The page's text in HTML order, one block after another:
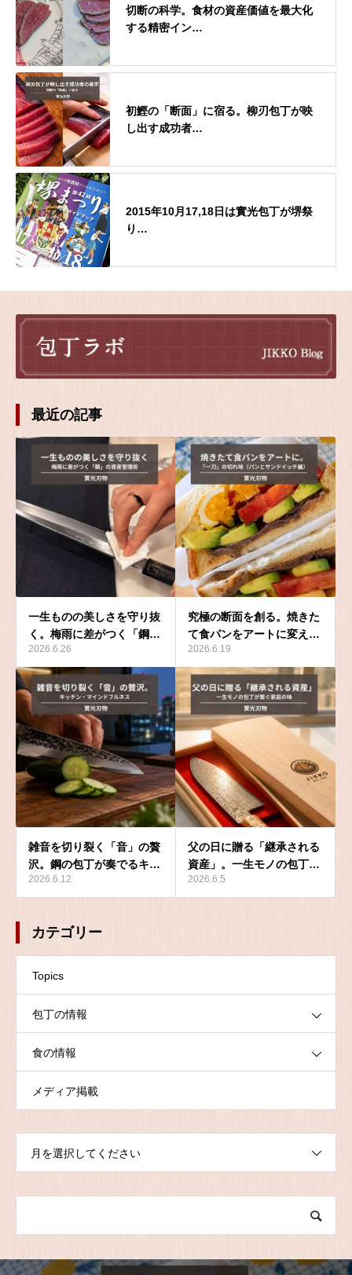
切断の科学。食材の資産価値を最大化
する精密イン…
初鰹の「断面」に宿る。柳刃包丁が映
し出す成功者…
2015年10月17,18日は實光包丁が堺祭
り…
最近の記事
一生ものの美しさを守り抜
く。梅雨に差がつく「鋼…
2026.6.26
究極の断面を創る。焼きた
て食パンをアートに変え…
2026.6.19
雑音を切り裂く「音」の贅
沢。鋼の包丁が奏でるキ…
2026.6.12
父の日に贈る「継承される
資産」。一生モノの包丁…
2026.6.5
カテゴリー
Topics
包丁の情報
食の情報
メディア掲載
月を選択してください